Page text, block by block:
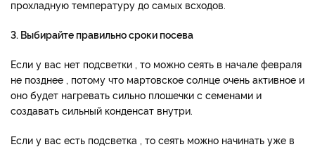
прохладную температуру до самых всходов.
3. Выбирайте правильно сроки посева
Если у вас нет подсветки , то можно сеять в начале февраля
не позднее , потому что мартовское солнце очень активное и
оно будет нагревать сильно плошечки с семенами и
создавать сильный конденсат внутри.
Если у вас есть подсветка , то сеять можно начинать уже в